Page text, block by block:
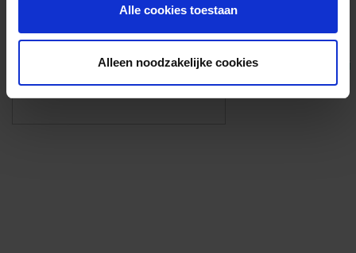
Alle cookies toestaan
Alleen noodzakelijke cookies Eigen foto’s